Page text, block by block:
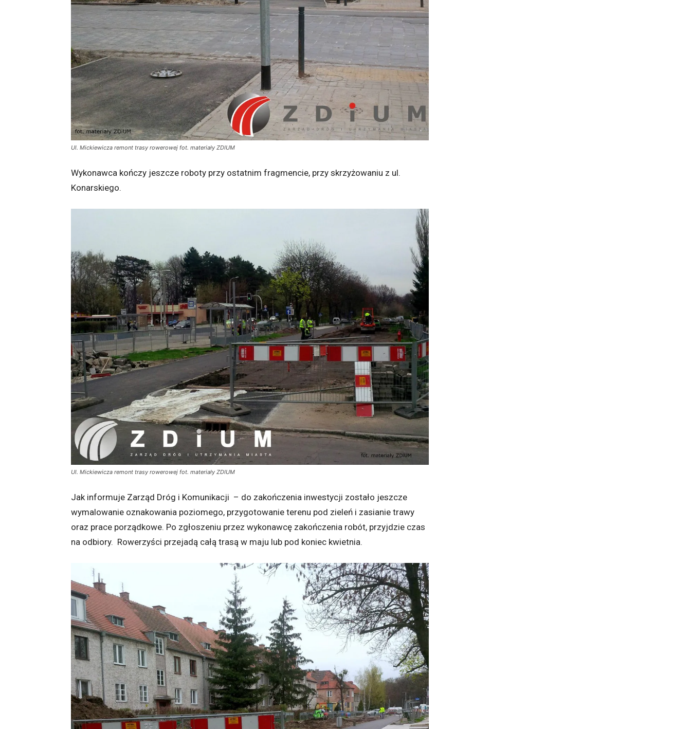
Ul. Mickiewicza remont trasy rowerowej fot. materiały ZDIUM
Wykonawca kończy jeszcze roboty przy ostatnim fragmencie, przy skrzyżowaniu z ul.
Konarskiego.
Ul. Mickiewicza remont trasy rowerowej fot. materiały ZDIUM
Jak informuje Zarząd Dróg i Komunikacji – do zakończenia inwestycji zostało jeszcze
wymalowanie oznakowania poziomego, przygotowanie terenu pod zieleń i zasianie trawy
oraz prace porządkowe. Po zgłoszeniu przez wykonawcę zakończenia robót, przyjdzie czas
na odbiory. Rowerzyści przejadą całą trasą w maju lub pod koniec kwietnia.